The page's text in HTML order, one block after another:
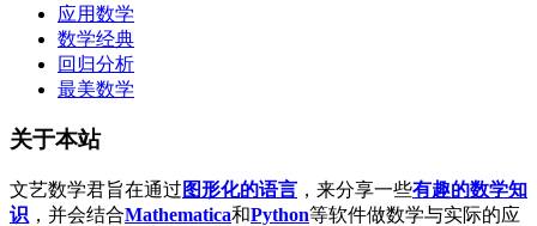
应用数学
数学经典
回归分析
最美数学
关于本站
文艺数学君旨在通过 图形化的语言 ，来分享一些有趣的数学知
识 ，并会结合Mathematica和Python等软件做数学与实际的应